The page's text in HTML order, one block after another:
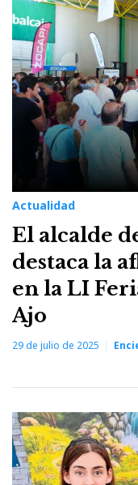
Actualidad
El alcalde
destaca la
en la LI
Ajo
29 de julio de 2025